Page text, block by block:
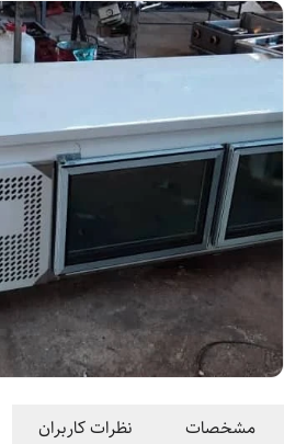
مشخصات نظرات کاربران